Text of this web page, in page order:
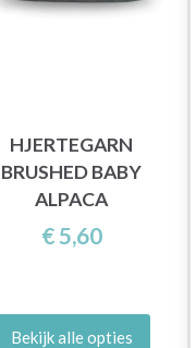
HJERTEGARN
BRUSHED BABY
ALPACA
€ 5,60
Bekijk alle opties